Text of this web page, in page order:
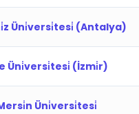
Üni̇versi̇tesi̇ (Antalya)
Üni̇versi̇tesi̇ (İzmi̇r)
Üni̇versi̇tesi̇